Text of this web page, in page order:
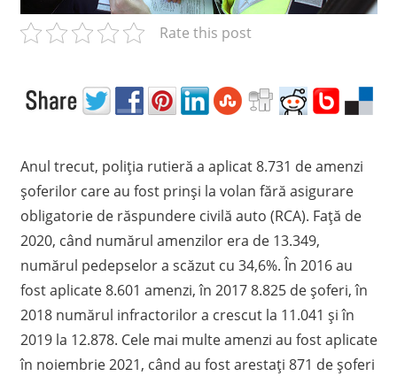
p
r
t
p
t
r
u
R
C
Rate this post
Anul trecut, poliția rutieră a aplicat 8.731 de amenzi
șoferilor care au fost prinși la volan fără asigurare
obligatorie de răspundere civilă auto (RCA). Față de
2020, când numărul amenzilor era de 13.349,
numărul pedepselor a scăzut cu 34,6%. În 2016 au
fost aplicate 8.601 amenzi, în 2017 8.825 de șoferi, în
2018 numărul infractorilor a crescut la 11.041 și în
2019 la 12.878. Cele mai multe amenzi au fost aplicate
în noiembrie 2021, când au fost arestați 871 de șoferi